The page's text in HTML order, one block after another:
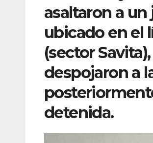
asaltaron a
ubicado en el
(sector
despojaron a
detenida.